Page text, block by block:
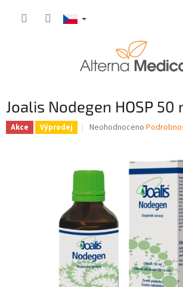
Joalis Nodegen HOSP 50
Akce Výprodej
Průměrné
0,0
5
hvězdiček.
Neohodnoceno